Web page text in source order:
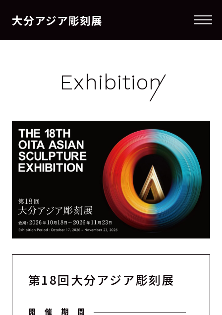
大分アジア彫刻展 メニ
Exhibition
第18回大分アジア彫刻展
開 催 期 間